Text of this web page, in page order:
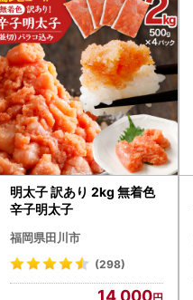
明太子 訳あり 2kg 無着色
辛子明太子
福岡県田川市
(298)
14,000